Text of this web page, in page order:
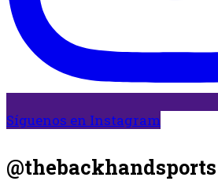
Síguenos en Instagram
@thebackhandsports